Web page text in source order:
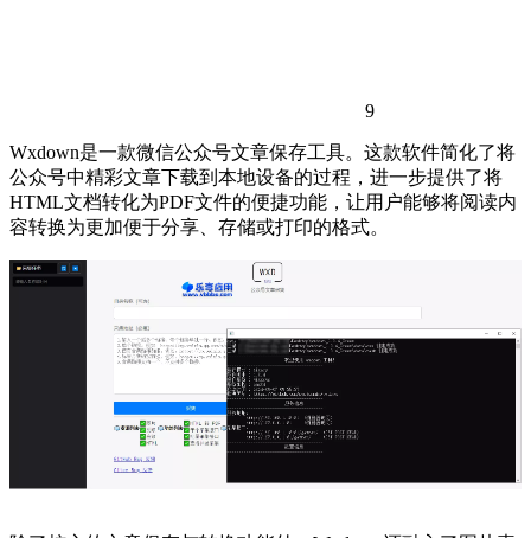
9
Wxdown是一款微信公众号文章保存工具。这款软件简化了将
公众号中精彩文章下载到本地设备的过程，进一步提供了将
HTML文档转化为PDF文件的便捷功能，让用户能够将阅读内
容转换为更加便于分享、存储或打印的格式。